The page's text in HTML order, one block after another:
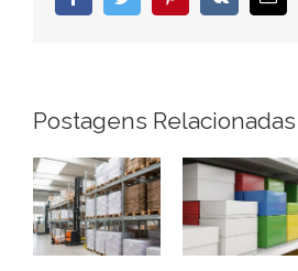
mail
Postagens Relacionadas